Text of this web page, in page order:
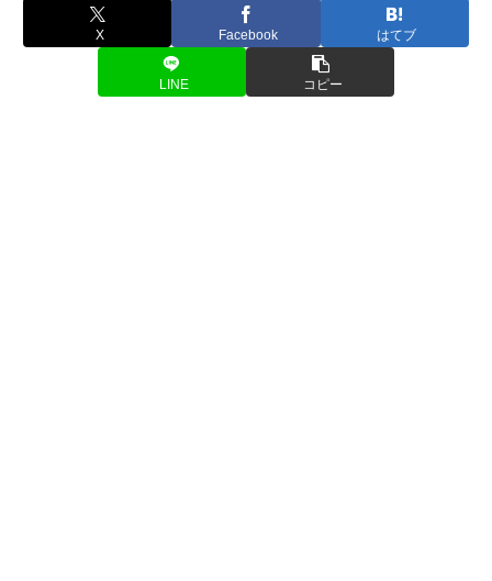
X Facebook はてブ
LINE コピー